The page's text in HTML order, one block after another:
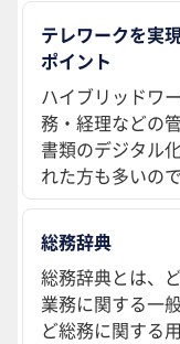
テレワークを実
ポイント
ハイブリッドワ
務・経理などの
書類のデジタル
れた方も多いの
総務辞典
総務辞典とは、
業務に関する一
ど総務に関する